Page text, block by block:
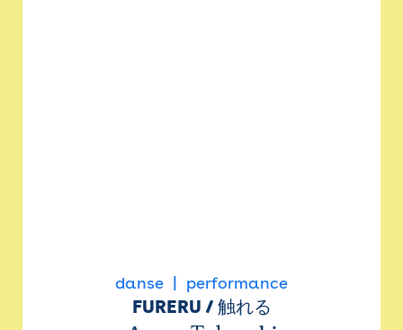
danse performance
FURERU / 触れる